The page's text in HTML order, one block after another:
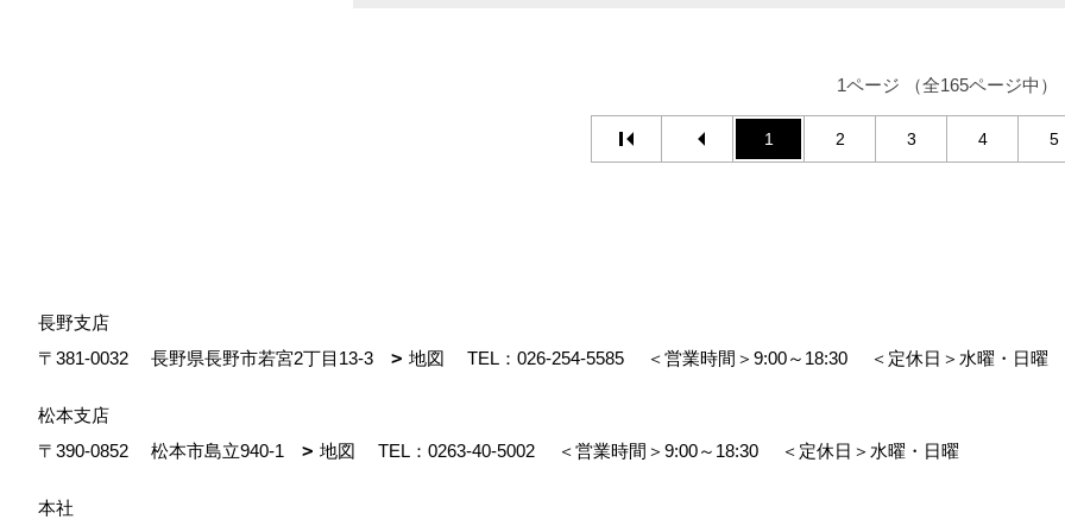
1ページ （全165ページ中）
1 2 3 4 5
長野支店
〒381-0032
長野県長野市若宮2丁目13-3 地図 TEL： 026-254-5585 ＜営業時間＞9:00～18:30 ＜定休日＞水曜・日曜
松本支店
〒390-0852
松本市島立940-1 地図 TEL： 0263-40-5002 ＜営業時間＞9:00～18:30 ＜定休日＞水曜・日曜
本社